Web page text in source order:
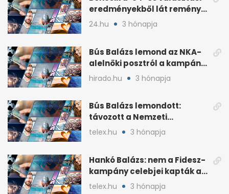
eredményekből lát reményt
a Fidesznek
24.hu 3 hónapja
Bús Balázs lemond az NKA-
alelnöki posztról a kampány
alatti támogatások után
hirado.hu 3 hónapja
Bús Balázs lemondott:
távozott a Nemzeti
Kulturális Alap alelnöke
telex.hu 3 hónapja
Hankó Balázs: nem a Fidesz-
kampány celebjei kapták az
NKA-milliárdokat
telex.hu 3 hónapja